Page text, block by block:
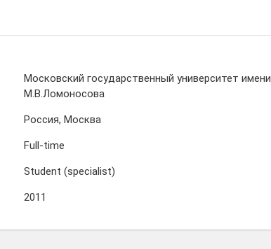
Московский государственный университет имени
М.В.Ломоносова
Россия, Москва
Full-time
Student (specialist)
2011